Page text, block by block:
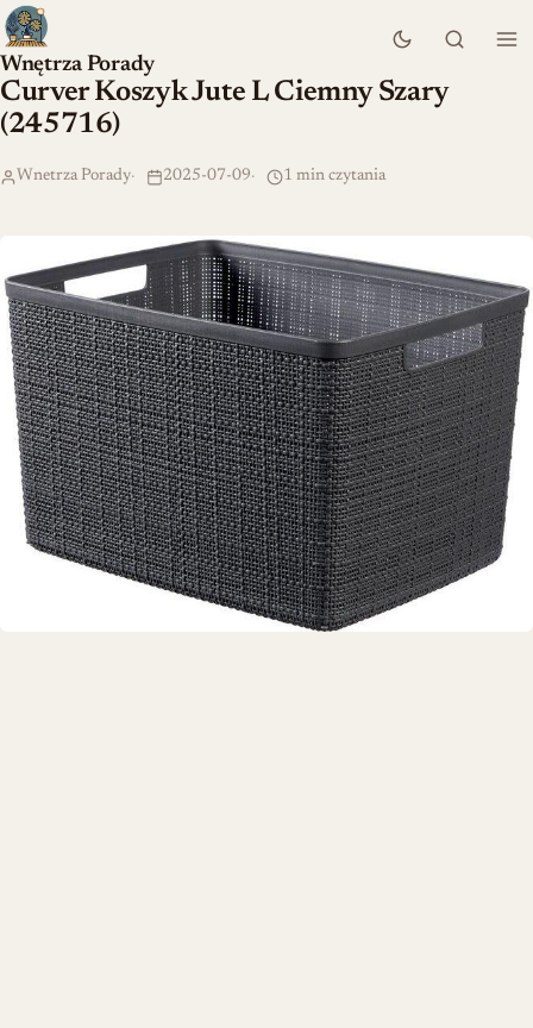
Wnętrza Porady
Curver Koszyk Jute L Ciemny Szary
(245716)
Wnetrza Porady 2025-07-09 1 min czytania